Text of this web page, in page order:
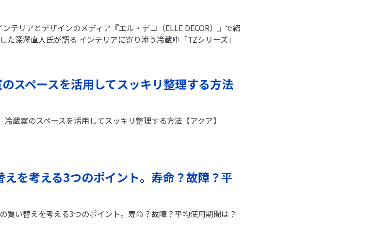
テリアとデザインのメディア『エル・デコ（ELLE DECOR）』で紹
深澤直人氏が語る インテリアに寄り添う冷蔵庫「TZシリーズ」
スペースを活用してスッキリ整理する方法
冷蔵室のスペースを活用してスッキリ整理する方法【アクア】
えを考える3つのポイント。寿命？故障？平
買い替えを考える3つのポイント。寿命？故障？平均使用期間は？